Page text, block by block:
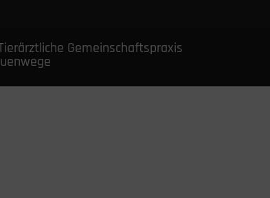
Gemeinschaftspraxis